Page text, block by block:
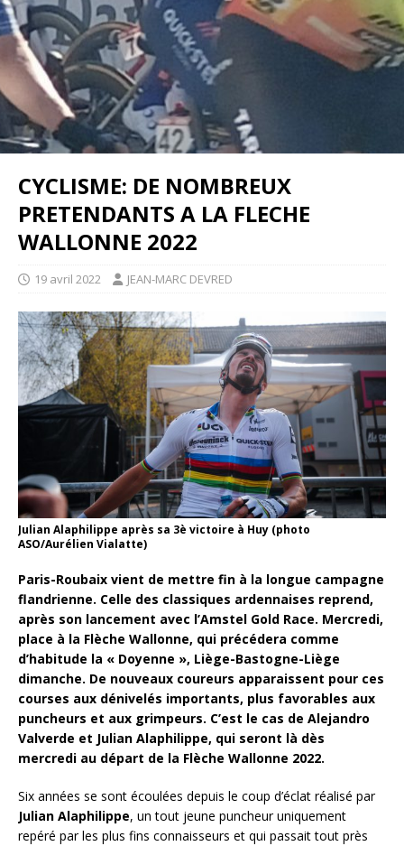
CYCLISME: DE NOMBREUX
PRETENDANTS A LA FLECHE
WALLONNE 2022
19 avril 2022 JEAN-MARC DEVRED
Julian Alaphilippe après sa 3è victoire à Huy (photo
ASO/Aurélien Vialatte)
Paris-Roubaix vient de mettre fin à la longue campagne
flandrienne. Celle des classiques ardennaises reprend,
après son lancement avec l’Amstel Gold Race. Mercredi,
place à la Flèche Wallonne, qui précédera comme
d’habitude la « Doyenne », Liège-Bastogne-Liège
dimanche. De nouveaux coureurs apparaissent pour ces
courses aux dénivelés importants, plus favorables aux
puncheurs et aux grimpeurs. C’est le cas de Alejandro
Valverde et Julian Alaphilippe, qui seront là dès
mercredi au départ de la Flèche Wallonne 2022.
Six années se sont écoulées depuis le coup d’éclat réalisé par
Julian Alaphilippe, un tout jeune puncheur uniquement
repéré par les plus fins connaisseurs et qui passait tout près